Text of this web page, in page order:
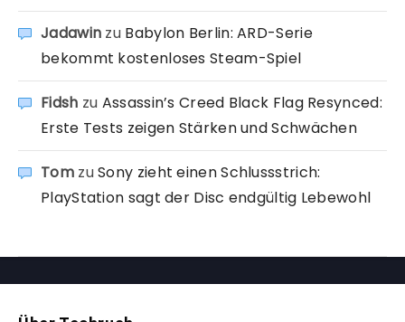
Jadawin zu Babylon Berlin: ARD-Serie
bekommt kostenloses Steam-Spiel
Fidsh zu Assassin’s Creed Black Flag Resynced:
Erste Tests zeigen Stärken und Schwächen
TomzuSony zieht einen Schlussstrich:
PlayStation sagt der Disc endgültig Lebewohl